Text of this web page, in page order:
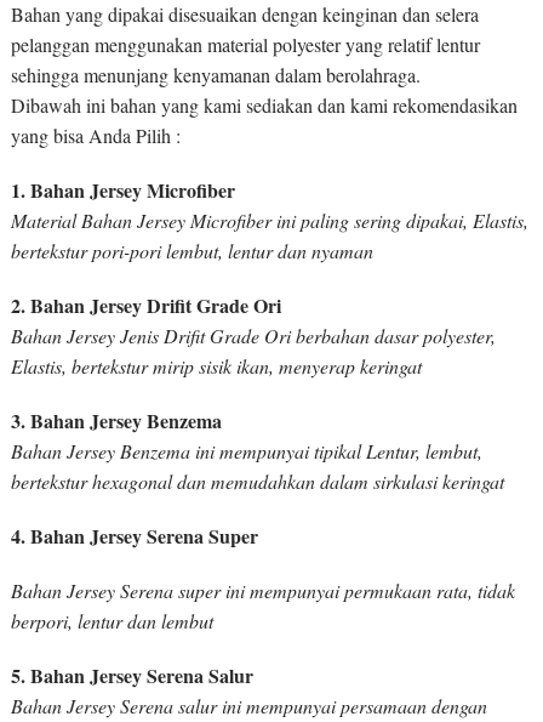
Bahan yang dipakai disesuaikan dengan keinginan dan selera
pelanggan menggunakan material polyester yang relatif lentur
sehingga menunjang kenyamanan dalam berolahraga.
Dibawah ini bahan yang kami sediakan dan kami rekomendasikan
yang bisa Anda Pilih :
1. Bahan Jersey Microfiber
Material Bahan Jersey Microfiber ini paling sering dipakai, Elastis,
bertekstur pori-pori lembut, lentur dan nyaman
2. Bahan Jersey Drifit Grade Ori
Bahan Jersey Jenis Drifit Grade Ori berbahan dasar polyester,
Elastis, bertekstur mirip sisik ikan, menyerap keringat
3. Bahan Jersey Benzema
Bahan Jersey Benzema ini mempunyai tipikal Lentur, lembut,
bertekstur hexagonal dan memudahkan dalam sirkulasi keringat
4. Bahan Jersey Serena Super
Bahan Jersey Serena super ini mempunyai permukaan rata, tidak
berpori, lentur dan lembut
5. Bahan Jersey Serena Salur
Bahan Jersey Serena salur ini mempunyai persamaan dengan